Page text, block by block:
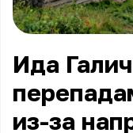
Ида
из-за